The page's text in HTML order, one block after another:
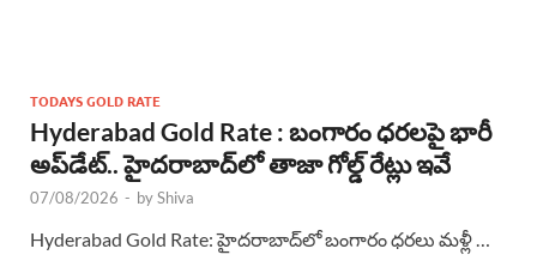
TODAYS GOLD RATE
Hyderabad Gold Rate : బంగారం ధరలపై భారీ
అప్‌డేట్.. హైదరాబాద్‌లో తాజా గోల్డ్ రేట్లు ఇవే
07/08/2026 - byShiva
Hyderabad Gold Rate: హైదరాబాద్‌లో బంగారం ధరలు మళ్లీ …